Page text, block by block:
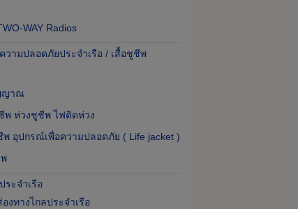
WAY Radios
วามปลอดภัยประจำเรือ / เสื้อชูชีพ
ญาณ
พ ห่วงชูชีพ ไฟติดห่วง
พ อุปกรณ์เพื่อความปลอดภัย ( Life jacket )
ะจำเรือ
งทางไกลประจำเรือ